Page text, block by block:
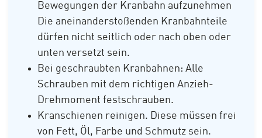
Bewegungen der Kranbahn aufzunehmen
Die aneinanderstoßenden Kranbahnteile
dürfen nicht seitlich oder nach oben oder
unten versetzt sein.
Bei geschraubten Kranbahnen: Alle
Schrauben mit dem richtigen Anzieh-
Drehmoment festschrauben.
Kranschienen reinigen. Diese müssen frei
von Fett, Öl, Farbe und Schmutz sein.